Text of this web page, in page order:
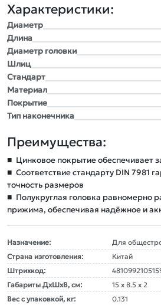
Характеристики:
Диаметр
Длина
Диаметр головки
Шлиц
Стандарт
Материал
Покрытие
Тип наконечника
Преимущества:
■ Цинковое покрытие обеспечивает
■ Соответствие стандарту DIN 7981
точность размеров
■ Полукруглая головка равномерно
прижима, обеспечивая надёжное и
Назначение:
Для
Страна изготовления:
Китай
Штрихкод:
Габариты ДxШxВ, см:
15 x 8.5 x 2
Вес с упаковкой, кг:
0.131